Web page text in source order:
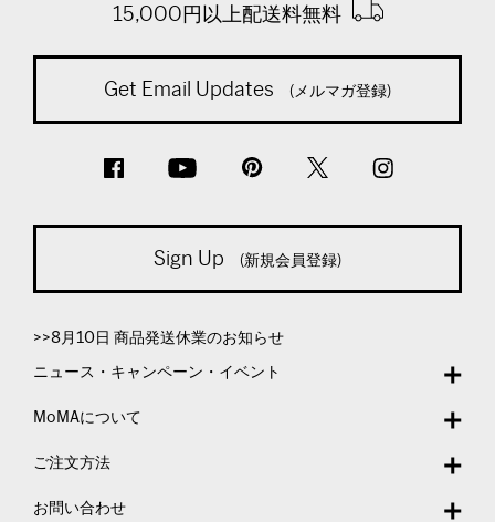
15,000円以上配送料無料
Get Email Updates (メルマガ登録)
Sign Up (新規会員登録)
>>8月10日 商品発送休業のお知らせ
ニュース・キャンペーン・イベント
MoMAについて
ご注文方法
お問い合わせ